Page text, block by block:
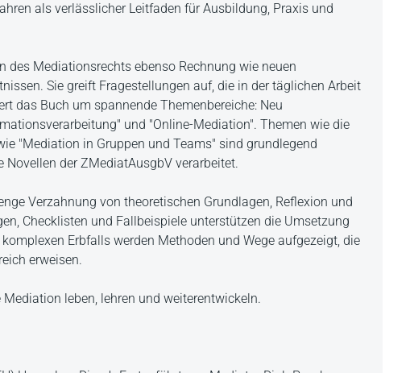
als verlässlicher Leitfaden für Ausbildung, Praxis und
des Mediationsrechts ebenso Rechnung wie neuen
Sie greift Fragestellungen auf, die in der täglichen Arbeit
das Buch um spannende Themenbereiche: Neu
und "Online-Mediation". Themen wie die
"Mediation in Gruppen und Teams" sind grundlegend
der ZMediatAusgbV verarbeitet.
Verzahnung von theoretischen Grundlagen, Reflexion und
Checklisten und Fallbeispiele unterstützen die Umsetzung
Erbfalls werden Methoden und Wege aufgezeigt, die
erweisen.
leben, lehren und weiterentwickeln.